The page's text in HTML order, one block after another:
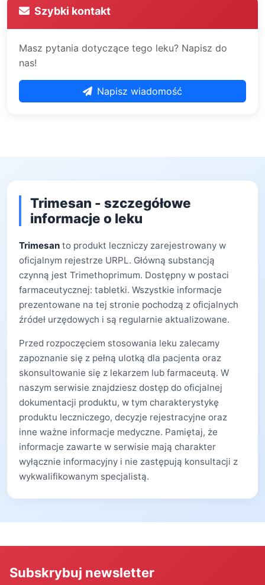
Szybki kontakt
Masz pytania dotyczące tego leku? Napisz do
nas!
Napisz wiadomość
Trimesan - szczegółowe
informacje o leku
Trimesan to produkt leczniczy zarejestrowany w
oficjalnym rejestrze URPL. Główną substancją
czynną jest Trimethoprimum. Dostępny w postaci
farmaceutycznej: tabletki. Wszystkie informacje
prezentowane na tej stronie pochodzą z oficjalnych
źródeł urzędowych i są regularnie aktualizowane.
Przed rozpoczęciem stosowania leku zalecamy
zapoznanie się z pełną ulotką dla pacjenta oraz
skonsultowanie się z lekarzem lub farmaceutą. W
naszym serwisie znajdziesz dostęp do oficjalnej
dokumentacji produktu, w tym charakterystykę
produktu leczniczego, decyzje rejestracyjne oraz
inne ważne informacje medyczne. Pamiętaj, że
informacje zawarte w serwisie mają charakter
wyłącznie informacyjny i nie zastępują konsultacji z
wykwalifikowanym specjalistą.
Subskrybuj newsletter